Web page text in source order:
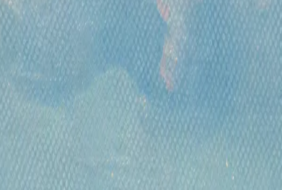
Предметы интерьера и антиквариатКартины для интерьера